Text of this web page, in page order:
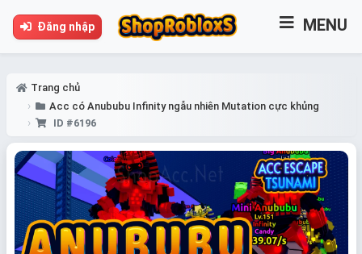
Đăng nhập MENU
Trang chủ
Acc có Anububu Infinity ngẫu nhiên Mutation cực khủng
ID #6196